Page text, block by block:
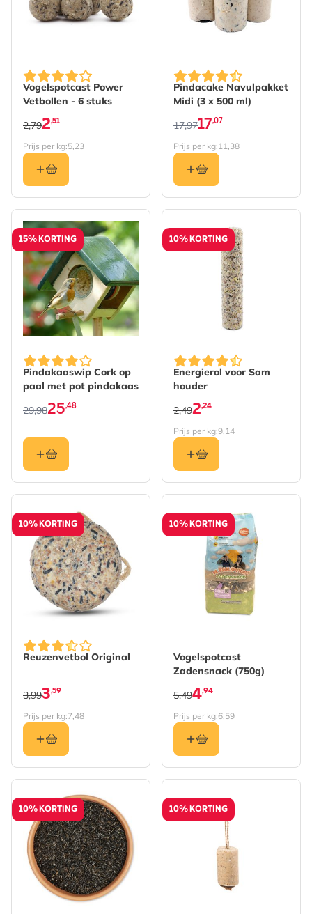
Vogelspotcast Power
Vetbollen - 6 stuks
2,51
2,79
Prijs per kg:5,23
Pindacake Navulpakket
Midi (3 x 500 ml)
De prijs is afhankelijk van
17,9717,07
Prijs per kg:11,38
15% KORTING
Pindakaaswip Cork op
paal met pot pindakaas
De prijs is afhankelijk van de gekozen opties op de
29,9825,48
10% KORTING
Energierol voor Sam
houder
2,24
2,49
Prijs per kg:9,14
10% KORTING
Reuzenvetbol Original
3,59
3,99
Prijs per kg:7,48
10% KORTING
Vogelspotcast
Zadensnack (750g)
4,94
5,49
Prijs per kg:6,59
10% KORTING 10% KORTING